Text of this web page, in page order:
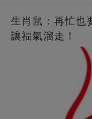
生肖鼠：再忙也
讓福氣溜走！